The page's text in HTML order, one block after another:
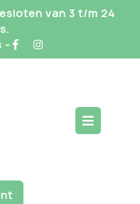
van 3 t/m 24
-